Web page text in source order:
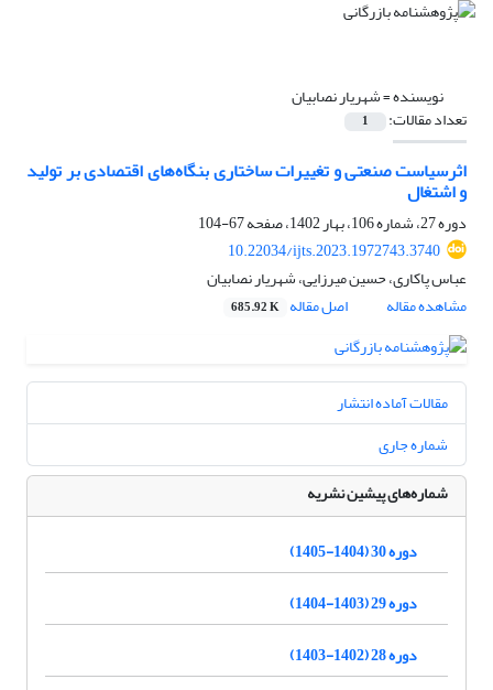
نویسنده =شهریار نصابیان
تعداد مقالات: 1
اثرسیاست صنعتی و تغییرات ساختاری بنگاه‌های اقتصادی بر تولید
و اشتغال
دوره 27، شماره 106، بهار 1402، صفحه
67-104
10.22034/ijts.2023.1972743.3740
عباس پاکاری، حسین میرزایی، شهریار نصابیان
مشاهده مقاله
اصل مقاله 685.92 K
مقالات آماده انتشار
شماره جاری
شماره‌های پیشین نشریه
دوره 30 (1404-1405)
دوره 29 (1403-1404)
دوره 28 (1402-1403)